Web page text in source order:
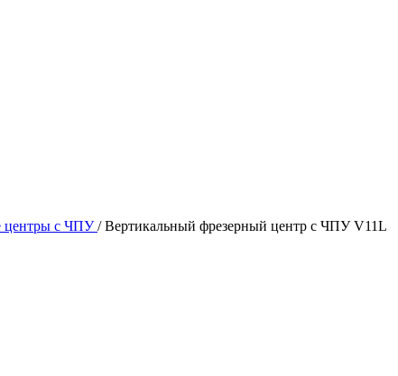
центры с ЧПУ/ Вертикальный фрезерный центр с ЧПУ V11L